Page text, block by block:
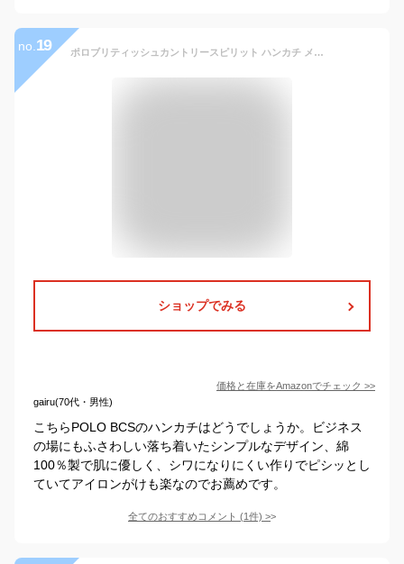
no. 19 ポロブリティッシュカントリースピリット ハンカチ メンズ 紳士 フォーマルハンカチ PLC-001 ブラック 約50x50cm
ショップでみる
価格と在庫をAmazonでチェック >>
gairu(70代・男性)
こちらPOLO BCSのハンカチはどうでしょうか。ビジネス
の場にもふさわしい落ち着いたシンプルなデザイン、綿
100％製で肌に優しく、シワになりにくい作りでピシッとし
ていてアイロンがけも楽なのでお薦めです。
全てのおすすめコメント (1件) >